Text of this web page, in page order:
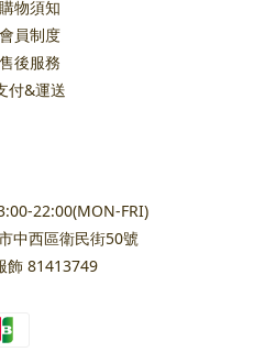
購物須知
會員制度
售後服務
付&運送
22:00(MON-FRI)
中西區衛民街50號
飾 81413749